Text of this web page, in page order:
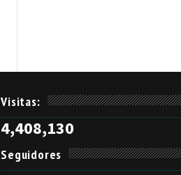
Visitas:
4,408,130
Seguidores